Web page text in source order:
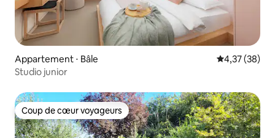
Appartement ⋅ Bâle Évaluation
4,37 (38)
Studio junior
Coup de cœur voyageurs
Coup de cœur voyageurs